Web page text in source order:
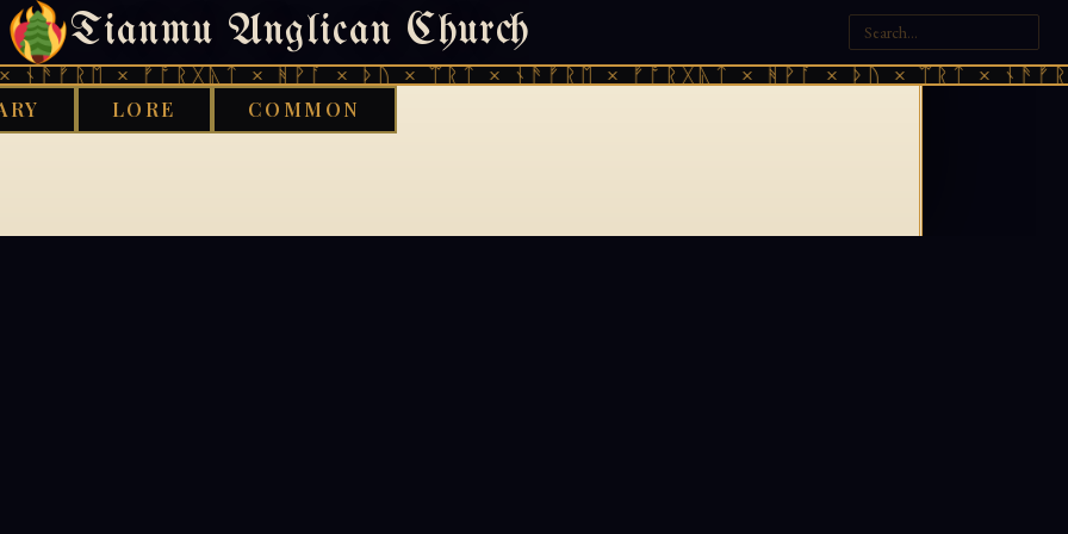
Tianmu Anglican Church
× ᚠᚩᚱᚷᚣᛏ × ᚻᚹᚪ × ᚦᚢ × ᛠᚱᛏ × ᚾᚫᚠᚱᛖ × ᚠᚩᚱᚷᚣᛏ × ᚻᚹᚪ × ᚦᚢ × ᛠᚱᛏ ×
LORE COMMON
404